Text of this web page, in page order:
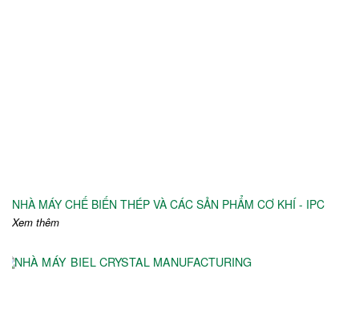
NHÀ MÁY CHẾ BIẾN THÉP VÀ CÁC SẢN PHẨM CƠ KHÍ - IPC
Xem thêm